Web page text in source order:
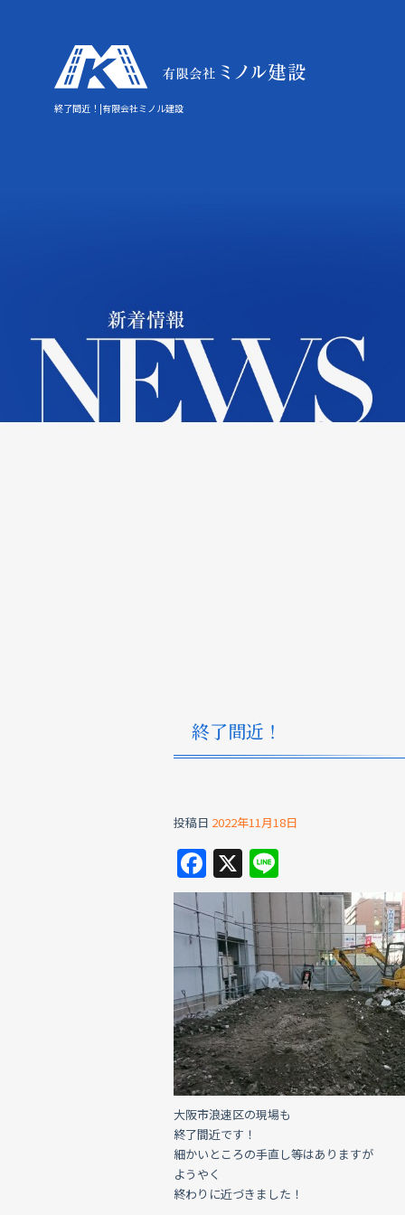
終了間近！|有限会社ミノル建設
終了間近！
投稿日 2022年11月18日
F
a
c
e
b
o
o
k
X
n
e
大阪市浪速区の現場も
終了間近です！
細かいところの手直し等はありますが
ようやく
終わりに近づきました！